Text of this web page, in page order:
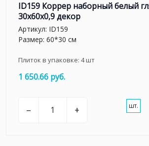
ID159 Коррер наборный белый
30x60x0,9 декор
Артикул: ID159
Размер: 60*30 см
Плиток в упаковке: 4шт
1 650.66 руб.
– + шт.